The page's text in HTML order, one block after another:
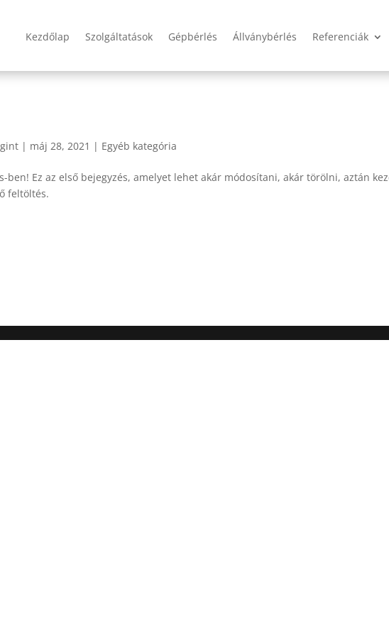
Kezdőlap Szolgáltatások Gépbérlés Állványbérlés Referenciák
| máj 28, 2021 | Egyéb kategória
ben! Ez az első bejegyzés, amelyet lehet akár módosítani, akár törölni, aztán
feltöltés.